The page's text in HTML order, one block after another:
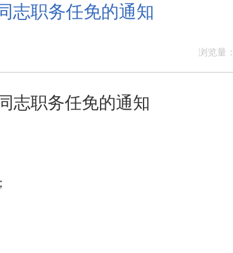
志职务任免的通知
浏览量：
志职务任免的通知